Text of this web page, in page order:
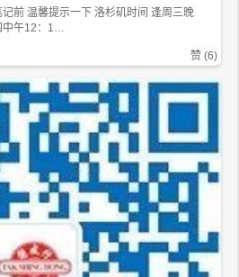
前 温馨提示一下 洛杉矶时间 逢周三晚
中午12：1…
赞 (6)